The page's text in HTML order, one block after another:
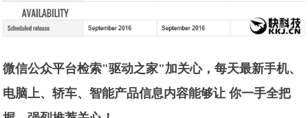
微信公众平台检索"驱动之家"加关心，每天最新手机、
电脑上、轿车、智能产品信息内容能够让 你一手全把